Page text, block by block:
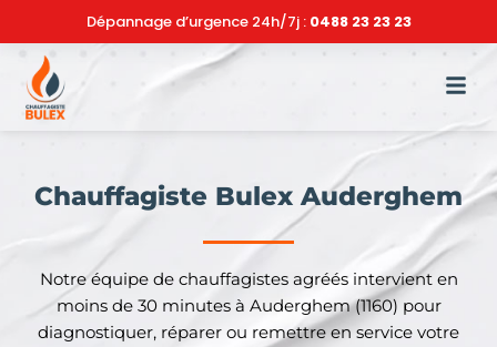
Dépannage d’urgence 24h/7j : 0488 23 23 23
Chauffagiste Bulex Auderghem
Notre équipe de chauffagistes agréés intervient en
moins de 30 minutes à Auderghem (1160) pour
diagnostiquer, réparer ou remettre en service votre